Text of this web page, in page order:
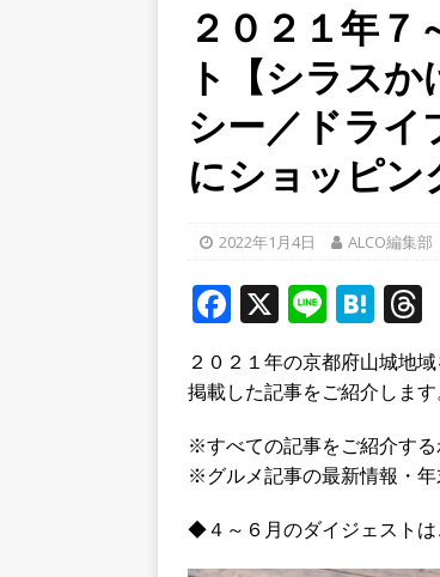
[ 2026年8月7
学生さんた
[ 2026年8月
どなど、夜
[ 2026年8月8
へ行ってき
２０２１年７
ト【シラス
シー／ドライ
にショッピン
2022年1月4日 ALCO編集部
F
a
c
e
b
o
o
X Li
n
e
H
at
e
n
a
r
s
２０２１年の京都府山城地
掲載した記事をご紹介しま
※すべての記事をご紹介す
※グルメ記事の最新情報・年
◆４～６月のダイジェスト